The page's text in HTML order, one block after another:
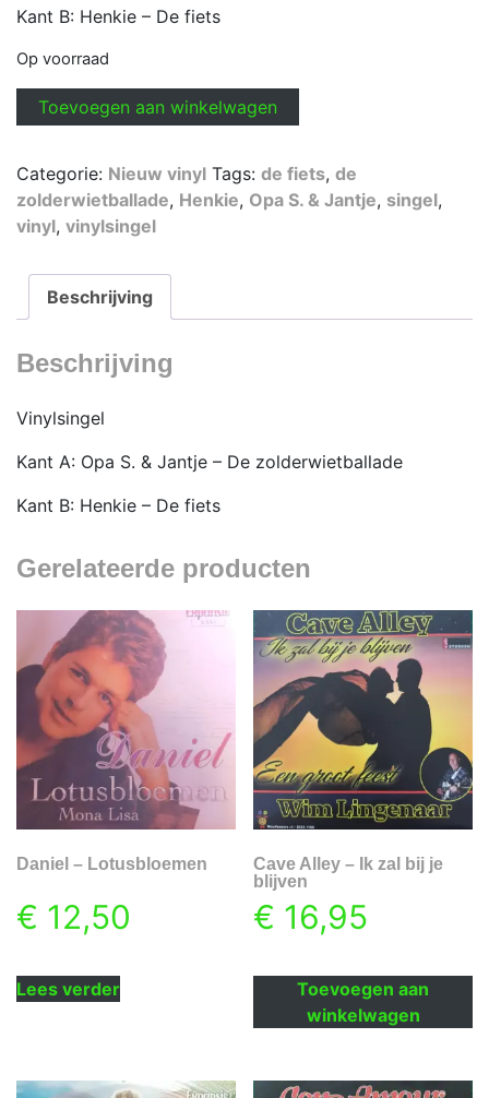
Kant B: Henkie – De fiets
Op voorraad
Opa
S.
Jantje
-
De
Toevoegen aan winkelwagen
Categorie: Nieuw vinyl Tags: de fiets, de
zolderwietballade, Henkie, Opa S. & Jantje, singel,
vinyl, vinylsingel
Beschrijving
Beschrijving
Vinylsingel
Kant A: Opa S. & Jantje – De zolderwietballade
Kant B: Henkie – De fiets
Gerelateerde producten
Daniel – Lotusbloemen
€ 12,50
Lees verder
Cave Alley – Ik zal bij je
blijven
€ 16,95
Toevoegen aan
winkelwagen